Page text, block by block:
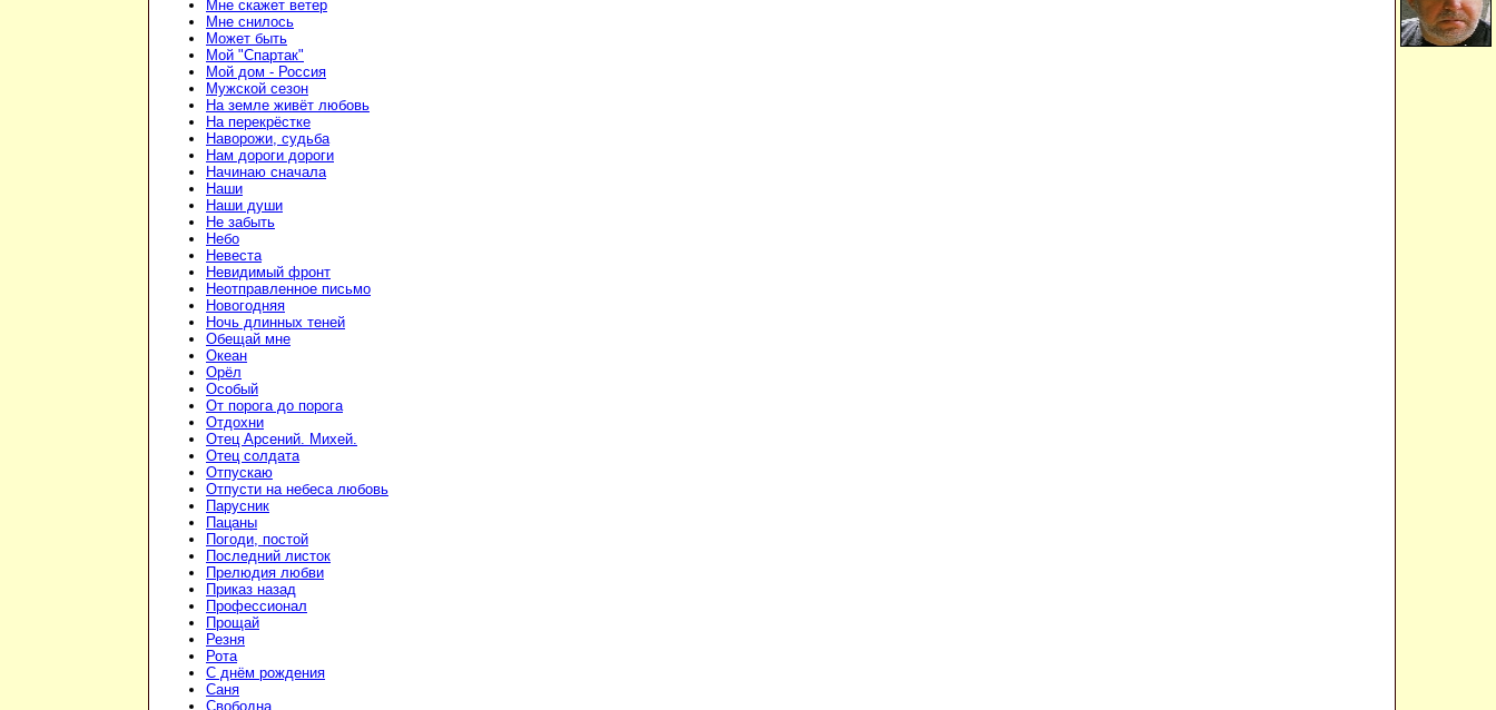
Мне скажет ветер
Мне снилось
Может быть
Мой "Спартак"
Мой дом - Россия
Мужской сезон
На земле живёт любовь
На перекрёстке
Наворожи, судьба
Нам дороги дороги
Начинаю сначала
Наши
Наши души
Не забыть
Небо
Невеста
Невидимый фронт
Неотправленное письмо
Новогодняя
Ночь длинных теней
Обещай мне
Океан
Орёл
Особый
От порога до порога
Отдохни
Отец Арсений. Михей.
Отец солдата
Отпускаю
Отпусти на небеса любовь
Парусник
Пацаны
Погоди, постой
Последний листок
Прелюдия любви
Приказ назад
Профессионал
Прощай
Резня
Рота
С днём рождения
Саня
Свободна